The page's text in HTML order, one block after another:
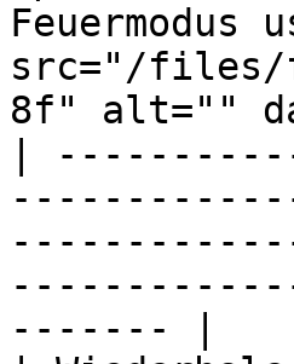
Feuermodus
src="/files/
8f" alt=""
|
------- |